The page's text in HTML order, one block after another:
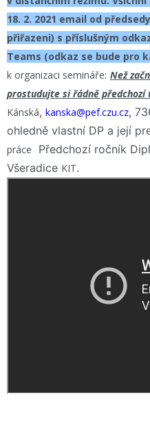
18. 2. 2021 email od
přiřazeni) s příslušným
Teams (odkaz se bude pro
k organizaci semináře: Než
prostudujte si řádně předchozí
Kánská, kanska@pef.czu.cz,
ohledně vlastní DP a její
práce
Předchozí ročník
Všeradice KIT.